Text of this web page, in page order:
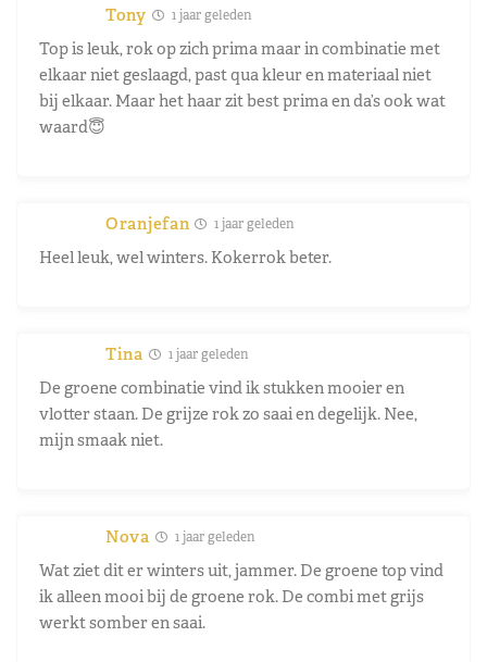
Tony 1 jaar geleden
Top is leuk, rok op zich prima maar in combinatie met
elkaar niet geslaagd, past qua kleur en materiaal niet
bij elkaar. Maar het haar zit best prima en da’s ook wat
waard😇
Oranjefan 1 jaar geleden
Heel leuk, wel winters. Kokerrok beter.
Tina 1 jaar geleden
De groene combinatie vind ik stukken mooier en
vlotter staan. De grijze rok zo saai en degelijk. Nee,
mijn smaak niet.
Nova 1 jaar geleden
Wat ziet dit er winters uit, jammer. De groene top vind
ik alleen mooi bij de groene rok. De combi met grijs
werkt somber en saai.